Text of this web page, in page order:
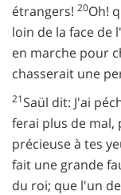
étrangers! 20Oh!
loin de la face de
en marche pour
chasserait une
21Saül dit: J'ai
ferai plus de mal,
précieuse à tes
fait une grande
du roi; que l'un